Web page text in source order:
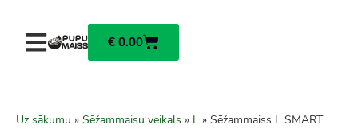
€ 0.00
Uz sākumu » Sēžammaisu veikals » L » Sēžammaiss L SMART